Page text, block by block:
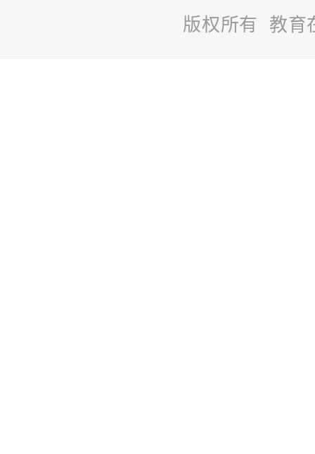
版权所有 教育